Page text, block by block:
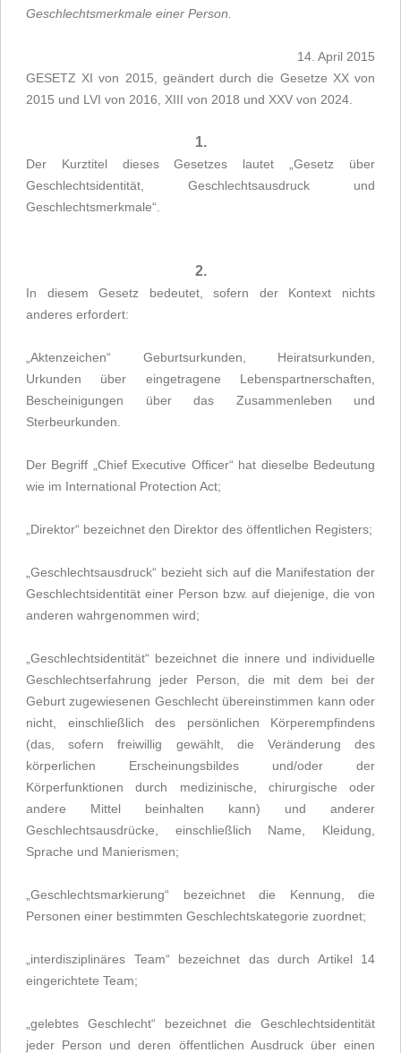
Geschlechtsmerkmale einer Person.
14. April 2015
GESETZ XI von 2015, geändert durch die Gesetze XX von
2015 und LVI von 2016, XIII von 2018 und XXV von 2024.
1.
Der Kurztitel dieses Gesetzes lautet „Gesetz über
Geschlechtsidentität, Geschlechtsausdruck und
Geschlechtsmerkmale“.
2.
In diesem Gesetz bedeutet, sofern der Kontext nichts
anderes erfordert:
„Aktenzeichen“ Geburtsurkunden, Heiratsurkunden,
Urkunden über eingetragene Lebenspartnerschaften,
Bescheinigungen über das Zusammenleben und
Sterbeurkunden.
Der Begriff „Chief Executive Officer“ hat dieselbe Bedeutung
wie im International Protection Act;
„Direktor“ bezeichnet den Direktor des öffentlichen Registers;
„Geschlechtsausdruck“ bezieht sich auf die Manifestation der
Geschlechtsidentität einer Person bzw. auf diejenige, die von
anderen wahrgenommen wird;
„Geschlechtsidentität“ bezeichnet die innere und individuelle
Geschlechtserfahrung jeder Person, die mit dem bei der
Geburt zugewiesenen Geschlecht übereinstimmen kann oder
nicht, einschließlich des persönlichen Körperempfindens
(das, sofern freiwillig gewählt, die Veränderung des
körperlichen Erscheinungsbildes und/oder der
Körperfunktionen durch medizinische, chirurgische oder
andere Mittel beinhalten kann) und anderer
Geschlechtsausdrücke, einschließlich Name, Kleidung,
Sprache und Manierismen;
„Geschlechtsmarkierung“ bezeichnet die Kennung, die
Personen einer bestimmten Geschlechtskategorie zuordnet;
„interdisziplinäres Team“ bezeichnet das durch Artikel 14
eingerichtete Team;
„gelebtes Geschlecht“ bezeichnet die Geschlechtsidentität
jeder Person und deren öffentlichen Ausdruck über einen